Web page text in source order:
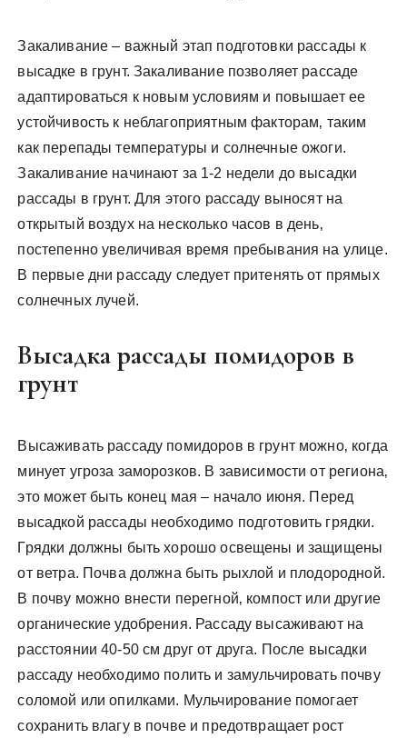
Закаливание – важный этап подготовки рассады к
высадке в грунт. Закаливание позволяет рассаде
адаптироваться к новым условиям и повышает ее
устойчивость к неблагоприятным факторам‚ таким
как перепады температуры и солнечные ожоги.
Закаливание начинают за 1-2 недели до высадки
рассады в грунт. Для этого рассаду выносят на
открытый воздух на несколько часов в день‚
постепенно увеличивая время пребывания на улице.
В первые дни рассаду следует притенять от прямых
солнечных лучей.
Высадка рассады помидоров в
грунт
Высаживать рассаду помидоров в грунт можно‚ когда
минует угроза заморозков. В зависимости от региона‚
это может быть конец мая – начало июня. Перед
высадкой рассады необходимо подготовить грядки.
Грядки должны быть хорошо освещены и защищены
от ветра. Почва должна быть рыхлой и плодородной.
В почву можно внести перегной‚ компост или другие
органические удобрения. Рассаду высаживают на
расстоянии 40-50 см друг от друга. После высадки
рассаду необходимо полить и замульчировать почву
соломой или опилками. Мульчирование помогает
сохранить влагу в почве и предотвращает рост